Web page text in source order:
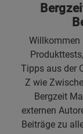
Willkommen
Tipps aus der
Z wie
Bergzeit
externen
Beiträge zu